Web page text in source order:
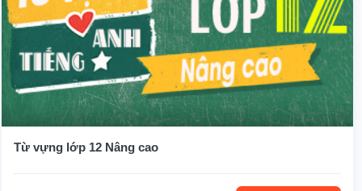
Từ vựng lớp 12 Nâng cao